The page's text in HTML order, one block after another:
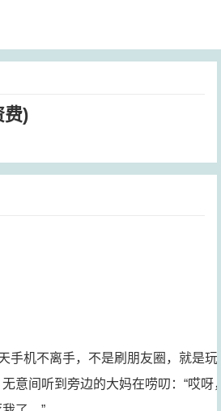
费)
手机不离手，不是刷朋友圈，就是玩
意间听到旁边的大妈在唠叨：“哎呀，